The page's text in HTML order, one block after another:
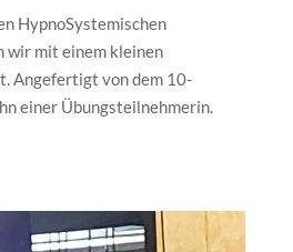
HypnoSystemischen
wir mit einem kleinen
Angefertigt von dem 10-
einer Übungsteilnehmerin.